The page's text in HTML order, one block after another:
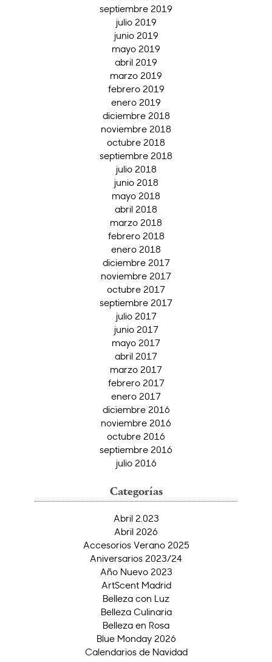
septiembre 2019
julio 2019
junio 2019
mayo 2019
abril 2019
marzo 2019
febrero 2019
enero 2019
diciembre 2018
noviembre 2018
octubre 2018
septiembre 2018
julio 2018
junio 2018
mayo 2018
abril 2018
marzo 2018
febrero 2018
enero 2018
diciembre 2017
noviembre 2017
octubre 2017
septiembre 2017
julio 2017
junio 2017
mayo 2017
abril 2017
marzo 2017
febrero 2017
enero 2017
diciembre 2016
noviembre 2016
octubre 2016
septiembre 2016
julio 2016
Categorías
Abril 2.023
Abril 2026
Accesorios Verano 2025
Aniversarios 2023/24
Año Nuevo 2023
ArtScent Madrid
Belleza con Luz
Belleza Culinaria
Belleza en Rosa
Blue Monday 2026
Calendarios de Navidad